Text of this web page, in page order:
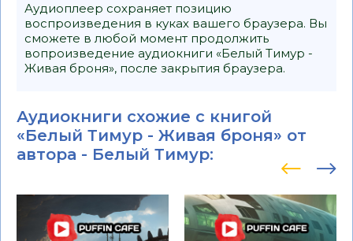
Аудиоплеер сохраняет позицию
воспроизведения в куках вашего браузера. Вы
сможете в любой момент продолжить
вопроизведение аудиокниги «Белый Тимур -
Живая броня», после закрытия браузера.
Аудиокниги схожие с книгой
«Белый Тимур - Живая броня» от
автора - Белый Тимур: